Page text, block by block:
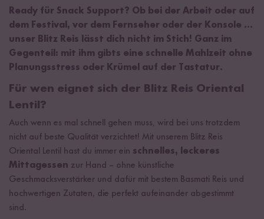
Ready für Snack Support? Ob bei der Arbeit oder auf
dem Festival, vor dem Fernseher oder der Konsole …
unser Blitz Reis lässt dich nicht im Stich! Ganz im
Gegenteil: mit ihm gibts eine schnelle Mahlzeit ohne
Planungsstress oder Krümel auf der Tastatur.
Für wen eignet sich der Blitz Reis Oriental
Lentil?
Auch wenn es mal schnell gehen muss, wird bei uns trotzdem
nicht auf beste Qualität verzichtet! Mit unserem Blitz Reis
Oriental Lentil hast du immer ein schnelles, leckeres
Mittagessen zur Hand – ohne künstliche
Geschmacksverstärker und dafür mit bestem Basmati Reis und
hochwertigen Zutaten, die perfekt aufeinander abgestimmt
sind.